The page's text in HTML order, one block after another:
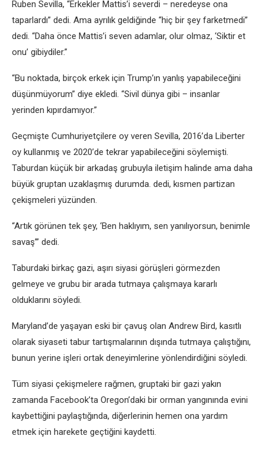
Ruben Sevilla, “Erkekler Mattis’i severdi – neredeyse ona
taparlardı” dedi. Ama ayrılık geldiğinde “hiç bir şey farketmedi”
dedi. “Daha önce Mattis’i seven adamlar, olur olmaz, ‘Siktir et
onu’ gibiydiler.”
“Bu noktada, birçok erkek için Trump’ın yanlış yapabileceğini
düşünmüyorum” diye ekledi. “Sivil dünya gibi – insanlar
yerinden kıpırdamıyor.”
Geçmişte Cumhuriyetçilere oy veren Sevilla, 2016’da Liberter
oy kullanmış ve 2020’de tekrar yapabileceğini söylemişti.
Taburdan küçük bir arkadaş grubuyla iletişim halinde ama daha
büyük gruptan uzaklaşmış durumda. dedi, kısmen partizan
çekişmeleri yüzünden.
“Artık görünen tek şey, ‘Ben haklıyım, sen yanılıyorsun, benimle
savaş’” dedi.
Taburdaki birkaç gazi, aşırı siyasi görüşleri görmezden
gelmeye ve grubu bir arada tutmaya çalışmaya kararlı
olduklarını söyledi.
Maryland’de yaşayan eski bir çavuş olan Andrew Bird, kasıtlı
olarak siyaseti tabur tartışmalarının dışında tutmaya çalıştığını,
bunun yerine işleri ortak deneyimlerine yönlendirdiğini söyledi.
Tüm siyasi çekişmelere rağmen, gruptaki bir gazi yakın
zamanda Facebook’ta Oregon’daki bir orman yangınında evini
kaybettiğini paylaştığında, diğerlerinin hemen ona yardım
etmek için harekete geçtiğini kaydetti.